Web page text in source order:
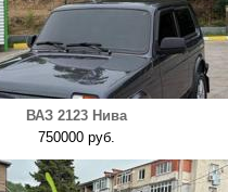
ВАЗ 2123 Нива
750000 руб.